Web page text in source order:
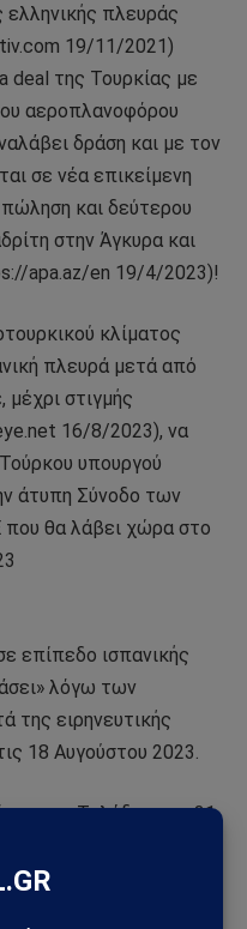
ελληνικής πλευράς
19/11/2021)
deal της Τουρκίας με
αεροπλανοφόρου
δράση και με τον
σε νέα επικείμενη
και δεύτερου
στην Άγκυρα και
apa.az/en 19/4/2023)!
κλίματος
πλευρά μετά από
μέχρι στιγμής
16/8/2023), να
υπουργού
άτυπη Σύνοδο των
θα λάβει χώρα στο
επίπεδο ισπανικής
λόγω των
της ειρηνευτικής
18 Αυγούστου 2023.
στο Τολέδο, στις 31